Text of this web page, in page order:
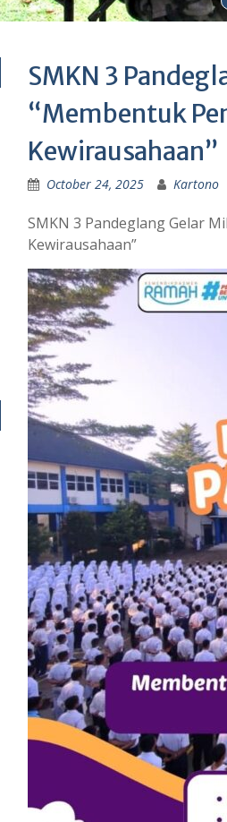
SMKN 3
“Membentuk
Kewirausahaan”
October 24, 2025 Kartono
SMKN 3 Pandeglang Gelar
Kewirausahaan”